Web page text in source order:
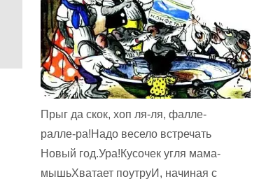
Прыг да скок, хоп ля-ля, фалле-
ралле-ра!Надо весело встречать
Новый год.Ура!Кусочек угля мама-
мышьХватает поутруИ, начиная с